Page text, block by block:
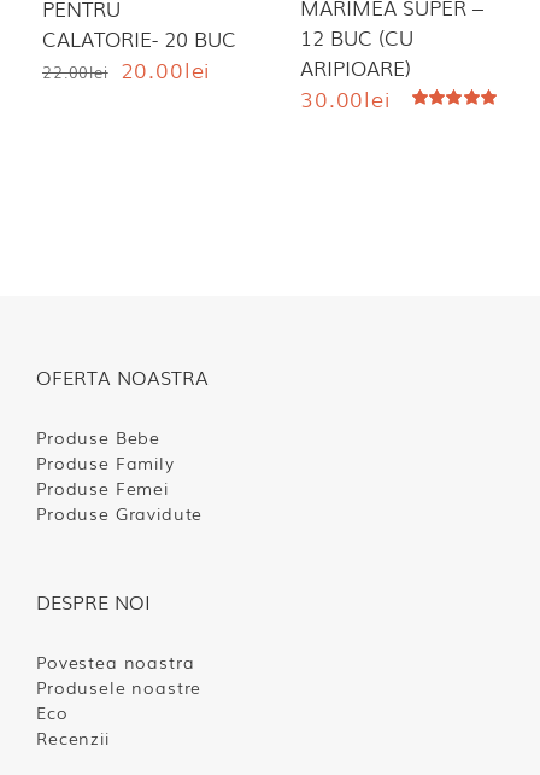
PENTRU
CALATORIE- 20 BUC
22.00lei Prețul
20.00lei
MARIMEA SUPER –
12 BUC (CU
ARIPIOARE)
30.00lei
OFERTA NOASTRA
Produse Bebe
Produse Family
Produse Femei
Produse Gravidute
DESPRE NOI
Povestea noastra
Produsele noastre
Eco
Recenzii